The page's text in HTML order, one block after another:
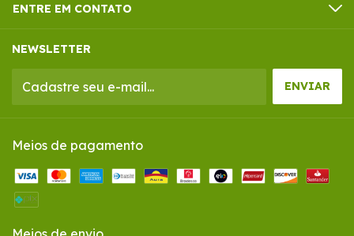
ENTRE EM CONTATO
NEWSLETTER
Meios de pagamento